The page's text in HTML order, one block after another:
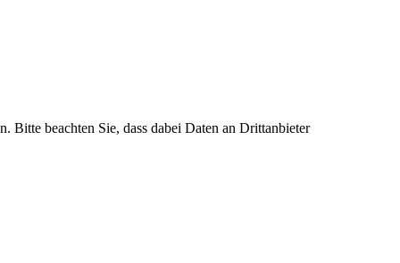
Bitte beachten Sie, dass dabei Daten an Drittanbieter